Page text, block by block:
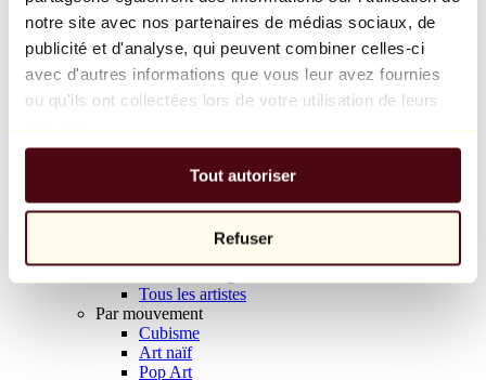
notre site avec nos partenaires de médias sociaux, de
publicité et d'analyse, qui peuvent combiner celles-ci
avec d'autres informations que vous leur avez fournies
ou qu'ils ont collectées lors de votre utilisation de leurs
Tout autoriser
Refuser
Balloon Dog (Orange)
Jeff Koons
10 000 €
Parcourir
Tous les sculpteurs
Tous les photographes
Tous les artistes
Par mouvement
Cubisme
Art naïf
Pop Art